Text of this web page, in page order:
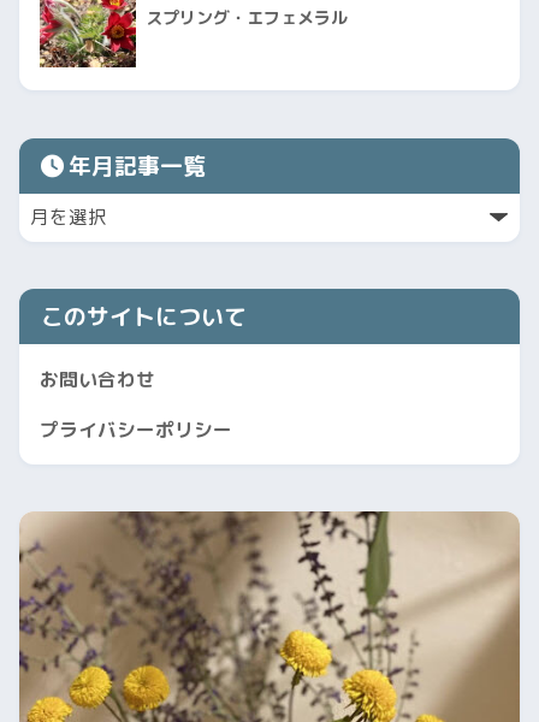
スプリング・エフェメラル
年月記事一覧
このサイトについて
お問い合わせ
プライバシーポリシー